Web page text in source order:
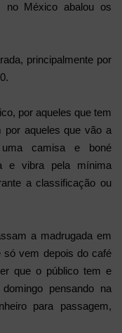
no México abalou os
principalmente por
por aqueles que tem
por aqueles que vão a
camisa e boné
e vibra pela mínima
a classificação ou
a madrugada em
só vem depois do café
que o público tem e
pensando na
para passagem,